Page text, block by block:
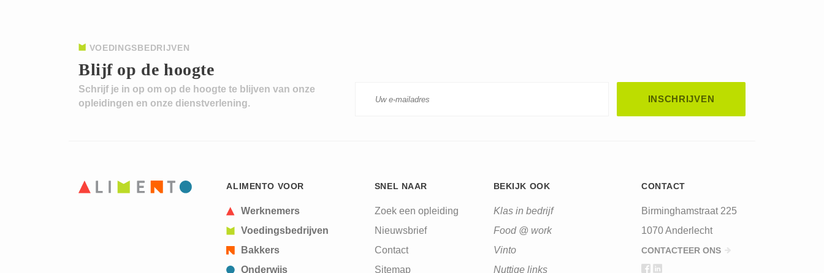
Blijf op de hoogte
VOEDINGSBEDRIJVEN
Schrijf je in op om op de hoogte te blijven van onze
opleidingen en onze dienstverlening.
ALIMENTO VOOR
Werknemers
Voedingsbedrijven
Bakkers
Onderwijs
SNEL NAAR
Zoek een opleiding
Nieuwsbrief
Contact
Sitemap
BEKIJK OOK
Klas in bedrijf
Food @ work
Vinto
Nuttige links
CONTACT
Birminghamstraat 225
1070 Anderlecht
CONTACTEER ONS